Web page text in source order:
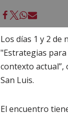
Los días 1 y 2 de
"Estrategias
contexto actual”,
San Luis.
El encuentro